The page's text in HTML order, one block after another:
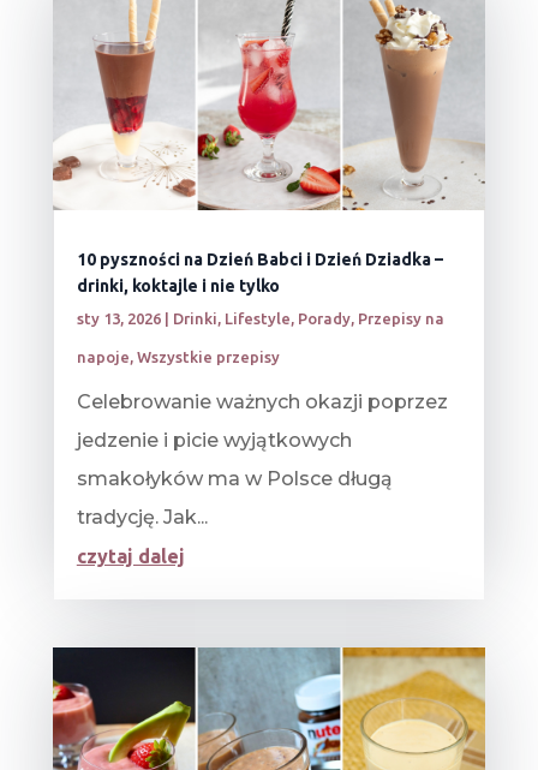
10 pyszności na Dzień Babci i Dzień Dziadka –
drinki, koktajle i nie tylko
sty 13, 2026| Drinki Lifestyle Porady, Przepisy na
napoje Wszystkie przepisy
Celebrowanie ważnych okazji poprzez
jedzenie i picie wyjątkowych
smakołyków ma w Polsce długą
tradycję. Jak...
czytaj dalej